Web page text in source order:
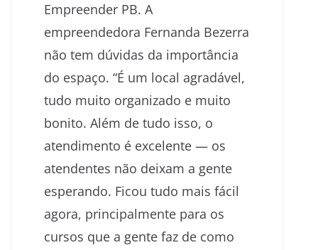
Empreender PB. A
empreendedora Fernanda Bezerra
não tem dúvidas da importância
do espaço. “É um local agradável,
tudo muito organizado e muito
bonito. Além de tudo isso, o
atendimento é excelente — os
atendentes não deixam a gente
esperando. Ficou tudo mais fácil
agora, principalmente para os
cursos que a gente faz de como